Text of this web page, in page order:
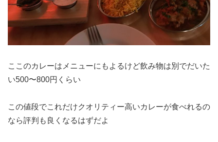
ここのカレーはメニューにもよるけど飲み物は別でだいた
い500〜800円くらい
この値段でこれだけクオリティー高いカレーが食べれるの
なら評判も良くなるはずだよ